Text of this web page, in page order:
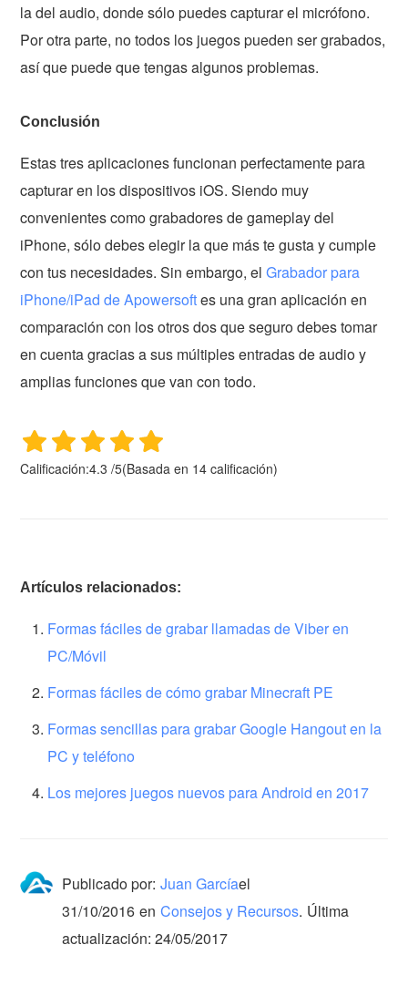
la del audio, donde sólo puedes capturar el micrófono.
Por otra parte, no todos los juegos pueden ser grabados,
así que puede que tengas algunos problemas.
Conclusión
Estas tres aplicaciones funcionan perfectamente para
capturar en los dispositivos iOS. Siendo muy
convenientes como grabadores de gameplay del
iPhone, sólo debes elegir la que más te gusta y cumple
con tus necesidades. Sin embargo, elGrabador para
iPhone/iPad de Apowersoftes una gran aplicación en
comparación con los otros dos que seguro debes tomar
en cuenta gracias a sus múltiples entradas de audio y
amplias funciones que van con todo.
Calificación:4.3 /5(Basada en 14 calificación)
Artículos relacionados:
Formas fáciles de grabar llamadas de Viber en
PC/Móvil
Formas fáciles de cómo grabar Minecraft PE
Formas sencillas para grabar Google Hangout en la
PC y teléfono
Los mejores juegos nuevos para Android en 2017
Publicado por: Juan Garcíael
31/10/2016 en Consejos y Recursos. Última
actualización: 24/05/2017